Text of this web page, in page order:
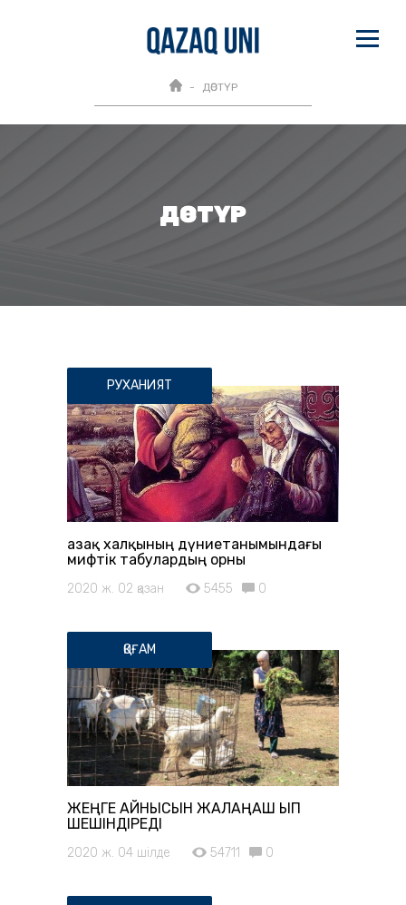
ДӘСТҮР
ДӘСТҮР
РУХАНИЯТ
Қазақ халқының дүниетанымындағы
мифтік табулардың орны
2020 ж. 02 қазан 5455 0
ҚОҒАМ
ЖЕҢГЕ ҚАЙНЫСЫН ЖАЛАҢАШ ҚЫП
ШЕШІНДІРЕДІ
2020 ж. 04 шілде 54711 0